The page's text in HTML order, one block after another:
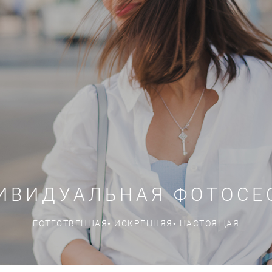
ЕСТЕСТВЕННАЯ• ИСКРЕННЯЯ• НАСТОЯЩАЯ